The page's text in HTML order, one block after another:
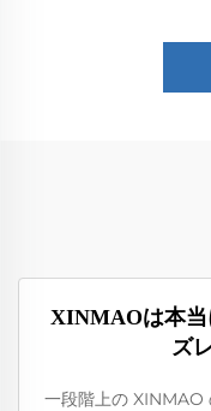
XINMAOは本当
ズ
一段階上の XINMAO